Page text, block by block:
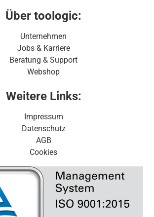
Über toologic:
Unternehmen
Jobs & Karriere
Beratung & Support
Webshop
Weitere Links:
Impressum
Datenschutz
AGB
Cookies